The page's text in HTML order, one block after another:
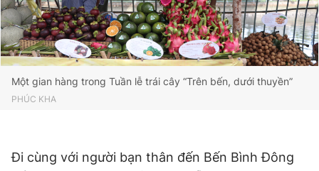
Một gian hàng trong Tuần lễ trái cây “Trên bến, dưới thuyền”
PHÚC KHA
Đi cùng với người bạn thân đến Bến Bình Đông